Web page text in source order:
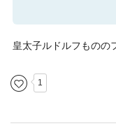
皇太子ルドルフものの
1